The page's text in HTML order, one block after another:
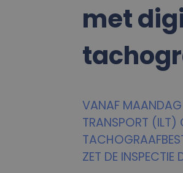
met
VANAF MAANDAG
TRANSPORT (ILT)
ZET DE